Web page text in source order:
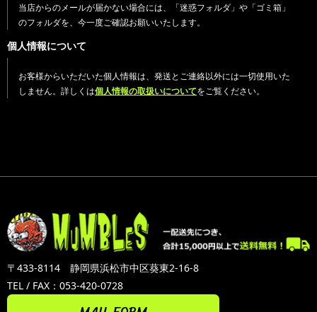
当店からのメールが届かない場合には、「迷惑フォルダ」や「ゴミ箱」
のフォルダを、今一度ご確認お願いいたします。
個人情報について
お客様からいただいた個人情報は、発送とご連絡以外には一切使用いた
しません。詳しくは個人情報の取扱いについてをご覧ください。
〒433-8114 静岡県浜松市中区葵東2-16-8
TEL / FAX：053-420-0728